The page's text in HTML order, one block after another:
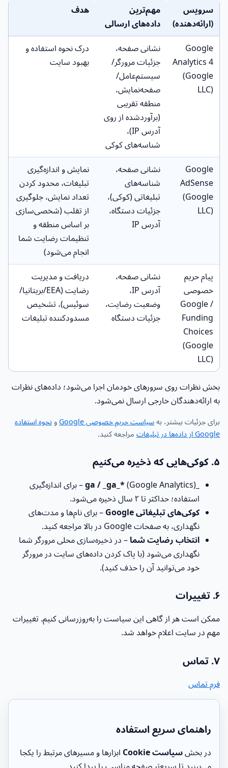
سرویس
(ارائه‌دهنده)
مهم‌ترین
داده‌های ارسالی
هدف
Google
Analytics 4
(Google
LLC)
نشانی صفحه،
جزئیات مرورگر/
سیستم‌عامل/
صفحه‌نمایش،
منطقه تقریبی
(برآوردشده از روی
آدرس IP)،
شناسه‌های کوکی
درک نحوه استفاده و
بهبود سایت
Google
AdSense
(Google
LLC)
نشانی صفحه،
شناسه‌های
تبلیغاتی (کوکی)،
جزئیات دستگاه،
آدرس IP
نمایش و اندازه‌گیری
تبلیغات، محدود کردن
تعداد نمایش، جلوگیری
از تقلب (شخصی‌سازی
بر اساس منطقه و
تنظیمات رضایت شما
انجام می‌شود)
پیام حریم
خصوصی
Google /
Funding
Choices
(Google
LLC)
نشانی صفحه،
آدرس IP،
وضعیت رضایت،
جزئیات دستگاه
دریافت و مدیریت
رضایت (EEA/بریتانیا/
سوئیس)، تشخیص
مسدودکننده تبلیغات
بخش نظرات روی سرورهای خودمان اجرا می‌شود؛ داده‌های نظرات
به ارائه‌دهندگان خارجی ارسال نمی‌شود.
برای جزئیات بیشتر، به سیاست حریم خصوصی Google و نحوه استفاده
Google از داده‌ها در تبلیغات
مراجعه کنید.
۵. کوکی‌هایی که ذخیره می‌کنیم
(Google Analytics) – برای اندازه‌گیری
استفاده؛ حداکثر تا ۲ سال ذخیره می‌شود.
کوکی‌های تبلیغاتی Google
– برای نام‌ها و مدت‌های
نگهداری، به صفحات Google در بالا مراجعه کنید.
انتخاب رضایت شما – در ذخیره‌سازی محلی مرورگر شما
نگهداری می‌شود (با پاک کردن داده‌های سایت در مرورگر
خود می‌توانید آن را حذف کنید).
۶. تغییرات
ممکن است هر از گاهی این سیاست را به‌روزرسانی کنیم. تغییرات
مهم در سایت اعلام خواهد شد.
۷. تماس
فرم تماس
راهنمای سریع استفاده
در بخشسیاست Cookie
ابزارها و مسیرهای مرتبط را یکجا